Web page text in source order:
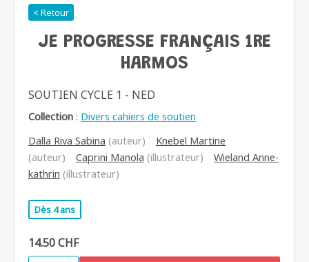
< Retour
JE PROGRESSE FRANÇAIS 1RE
HARMOS
SOUTIEN CYCLE 1 - NED
Collection : Divers cahiers de soutien
Dalla Riva Sabina (auteur)
Knebel Martine
(auteur)
Caprini Manola (illustrateur)
Wieland Anne-
kathrin (illustrateur)
Dès 4 ans
14.50 CHF